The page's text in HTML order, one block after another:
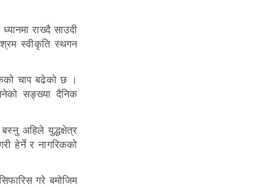
राख्दै साउदी
स्वीकृति स्थगन
चाप बढेको छ ।
सङ्ख्या दैनिक
अहिले युद्धक्षेत्र
हेर्ने र नागरिकको
गरे बमोजिम